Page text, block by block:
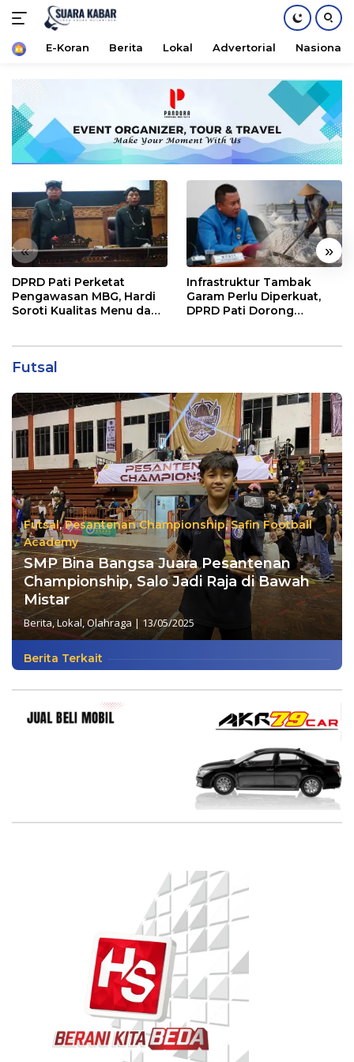
konten
HomeE-Koran Berita Lokal Advertorial Nasional
« »
DPRD Pati Perketat
Pengawasan MBG, Hardi
Soroti Kualitas Menu dan
Infrastruktur Tambak
Garam Perlu Diperkuat,
DPRD Pati Dorong
Futsal
Futsal,Pesantenan Championship,Safin Football
Academy
SMP Bina Bangsa Juara Pesantenan
Championship, Salo Jadi Raja di Bawah
Mistar
Berita,Lokal,Olahraga |13/05/2025
Berita Terkait